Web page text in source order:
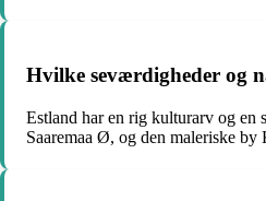
Hvilke seværdigheder og
Estland har en rig kulturarv og en
Saaremaa Ø, og den maleriske